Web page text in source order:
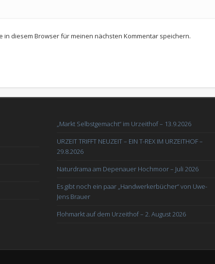
in diesem Browser für meinen nächsten Kommentar speichern.
„Markt Selbstgemacht“ im Urzeithof – 13.9.2026
URZEIT TRIFFT NEUZEIT – EIN T-REX IM URZEITHOF –
29.8.2026
Naturdrama am Depenauer Hochmoor – Juli 2026
Es gibt noch ein paar „Handwerkerbücher“ von Uwe-
Jens Brauer
Flohmarkt auf dem Urzeithof – 2. August 2026